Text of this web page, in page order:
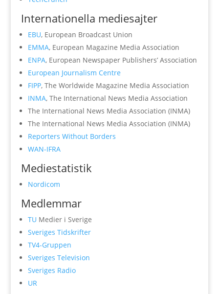
Internationella mediesajter
EBU, European Broadcast Union
EMMA, European Magazine Media Association
ENPA, European Newspaper Publishers’ Association
European Journalism Centre
FIPP, The Worldwide Magazine Media Association
INMA, The International News Media Association
The International News Media Association (INMA)
The International News Media Association (INMA)
Reporters Without Borders
WAN-IFRA
Mediestatistik
Nordicom
Medlemmar
TU Medier i Sverige
Sveriges Tidskrifter
TV4-Gruppen
Sveriges Television
Sveriges Radio
UR